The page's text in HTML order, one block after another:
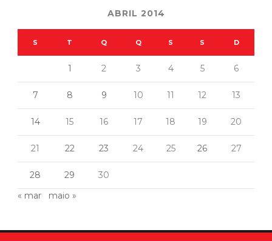
ABRIL 2014
S T Q Q S S D
1 2 3 4 5 6
7 8 9 10 11 12 13
14 15 16 17 18 19 20
21 22 23 24 25 26 27
28 29
30
« mar
maio »